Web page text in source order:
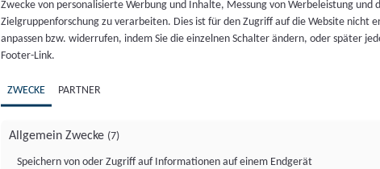
Zwecke von personalisierte Werbung und Inhalte, Messung von Werbeleistung und
Zielgruppenforschung zu verarbeiten. Dies ist für den Zugriff auf die Website nicht
anpassen bzw. widerrufen, indem Sie die einzelnen Schalter ändern, oder später
Footer-Link.
ZWECKE PARTNER
Allgemein Zwecke (7)
Speichern von oder Zugriff auf Informationen auf einem Endgerät